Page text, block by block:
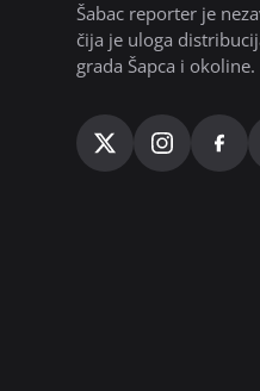
Šabac reporter je
čija je uloga
grada Šapca i okoline.